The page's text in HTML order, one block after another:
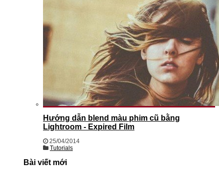
Hướng dẫn blend màu phim cũ bằng
Lightroom - Expired Film
25/04/2014
Tutorials
Bài viết mới